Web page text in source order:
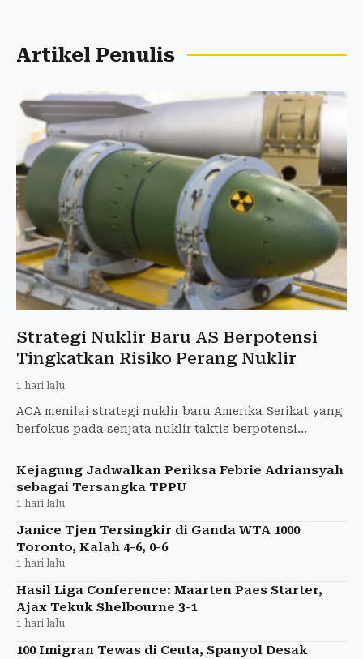
Artikel Penulis
Strategi Nuklir Baru AS Berpotensi
Tingkatkan Risiko Perang Nuklir
1 hari lalu
ACA menilai strategi nuklir baru Amerika Serikat yang
berfokus pada senjata nuklir taktis berpotensi
Kejagung Jadwalkan Periksa Febrie Adriansyah
sebagai Tersangka TPPU
1 hari lalu
Janice Tjen Tersingkir di Ganda WTA 1000
Toronto, Kalah 4-6, 0-6
1 hari lalu
Hasil Liga Conference: Maarten Paes Starter,
Ajax Tekuk Shelbourne 3-1
1 hari lalu
100 Imigran Tewas di Ceuta, Spanyol Desak